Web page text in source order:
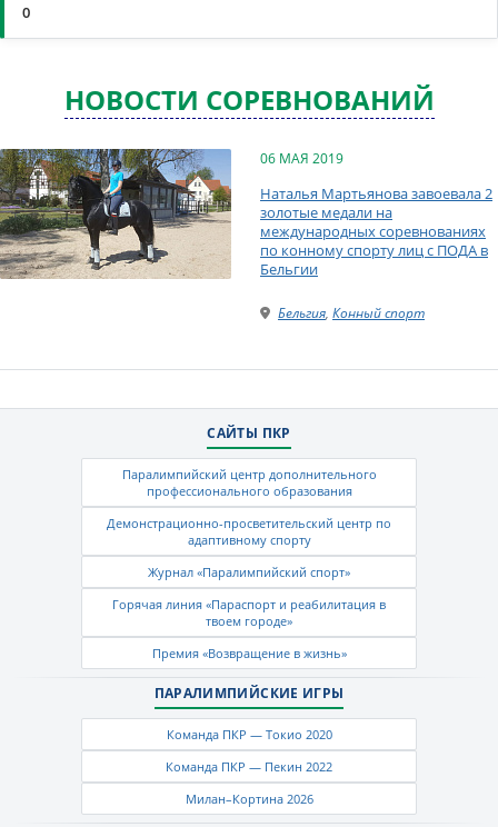
0
НОВОСТИ СОРЕВНОВАНИЙ
06 МАЯ 2019
Наталья Мартьянова завоевала 2
золотые медали на
международных соревнованиях
по конному спорту лиц с ПОДА в
Бельгии
Бельгия, Конный спорт
САЙТЫ ПКР
Паралимпийский центр дополнительного
профессионального образования
Демонстрационно-просветительский центр по
адаптивному спорту
Журнал «Паралимпийский спорт»
Горячая линия «Параспорт и реабилитация в
твоем городе»
Премия «Возвращение в жизнь»
ПАРАЛИМПИЙСКИЕ ИГРЫ
Команда ПКР — Токио 2020
Команда ПКР — Пекин 2022
Милан–Кортина 2026